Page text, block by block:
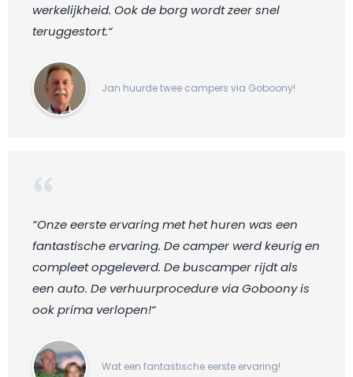
werkelijkheid. Ook de borg wordt zeer snel
teruggestort.“
Jan huurde twee campers via Goboony!
“Onze eerste ervaring met het huren was een
fantastische ervaring. De camper werd keurig en
compleet opgeleverd. De buscamper rijdt als
een auto. De verhuurprocedure via Goboony is
ook prima verlopen!“
Wat een fantastische eerste ervaring!